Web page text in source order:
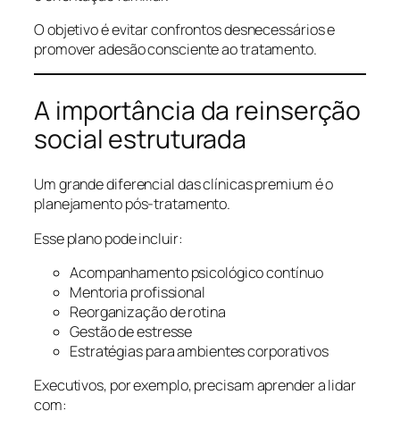
O objetivo é evitar confrontos desnecessários e
promover adesão consciente ao tratamento.
A importância da reinserção
social estruturada
Um grande diferencial das clínicas premium é o
planejamento pós-tratamento.
Esse plano pode incluir:
Acompanhamento psicológico contínuo
Mentoria profissional
Reorganização de rotina
Gestão de estresse
Estratégias para ambientes corporativos
Executivos, por exemplo, precisam aprender a lidar
com: